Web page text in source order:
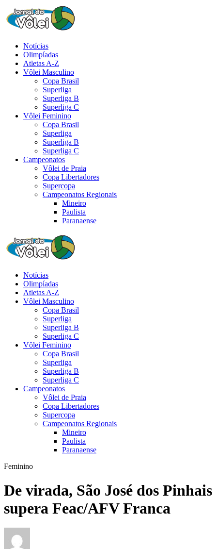
Notícias
Olimpíadas
Atletas A-Z
Vôlei Masculino
Copa Brasil
Superliga
Superliga B
Superliga C
Vôlei Feminino
Copa Brasil
Superliga
Superliga B
Superliga C
Campeonatos
Vôlei de Praia
Copa Libertadores
Supercopa
Campeonatos Regionais
Mineiro
Paulista
Paranaense
Notícias
Olimpíadas
Atletas A-Z
Vôlei Masculino
Copa Brasil
Superliga
Superliga B
Superliga C
Vôlei Feminino
Copa Brasil
Superliga
Superliga B
Superliga C
Campeonatos
Vôlei de Praia
Copa Libertadores
Supercopa
Campeonatos Regionais
Mineiro
Paulista
Paranaense
Feminino
De virada, São José dos Pinhais
supera Feac/AFV Franca